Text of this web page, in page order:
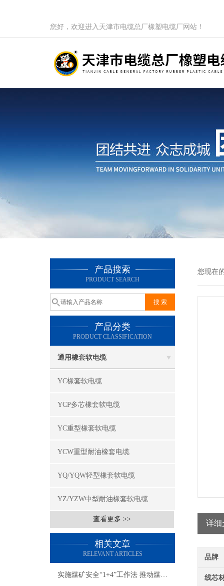
您好，欢迎进入天津市电缆总厂橡塑电缆厂网站！
产品搜索
PRODUCT SEARCH
产品分类
PRODUCT CLASSIFICATION
通用橡套软电缆
YC橡套软电缆
YCP多芯橡套软电缆
YC重型橡套软电缆
YCW重型耐油橡套电缆
YQ/YQW轻型橡套软电缆
YZ/YZW中型耐油橡套软电缆
查看更多 >>
相关文章
RELEVANT ARTICLES
实施煤矿安全“1+4”工作法 推动煤矿安全发展
您现在
详细
品牌
线芯